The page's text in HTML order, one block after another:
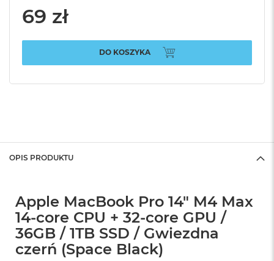
69 zł
DO KOSZYKA
OPIS PRODUKTU
Apple MacBook Pro 14" M4 Max
14-core CPU + 32-core GPU /
36GB / 1TB SSD / Gwiezdna
czerń (Space Black)